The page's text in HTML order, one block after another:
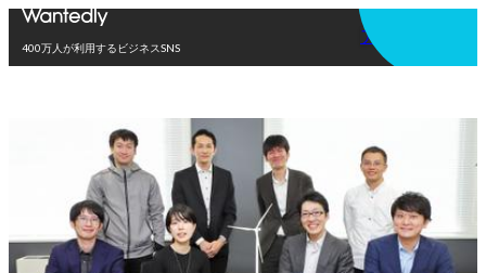
400万人が利用するビジネスSNS
アプリを使う